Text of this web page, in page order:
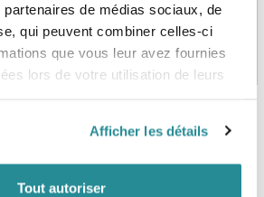
de médias sociaux, de
qui peuvent combiner celles-ci
que vous leur avez fournies
lors de votre utilisation de leurs
Afficher les détails
Tout autoriser
ALMA
Plus de 5000 produits en stock
À partir de 99€ d’achat*